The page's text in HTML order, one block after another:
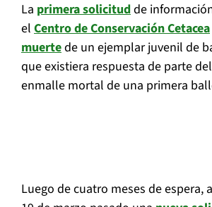
La primera solicitudde
el Centro de Conservación Cetacea
muertede un ejemplar juvenil de
que existiera respuesta de parte
enmalle mortal de una primera
Luego de cuatro meses de